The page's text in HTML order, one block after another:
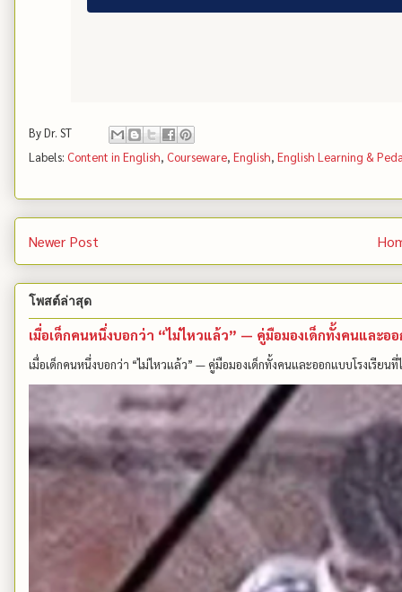
ByDr. ST
Labels: Content in English, Courseware, English, English Learning &
Newer Post
โพสต์ล่าสุด
เมื่อเด็กคนหนึ่งบอกว่า “ไม่ไหวแล้ว” — คู่มือมองเด็กทั้งคนและอ
เมื่อเด็กคนหนึ่งบอกว่า “ไม่ไหวแล้ว” — คู่มือมองเด็กทั้งคนและออกแบบโรงเรียน